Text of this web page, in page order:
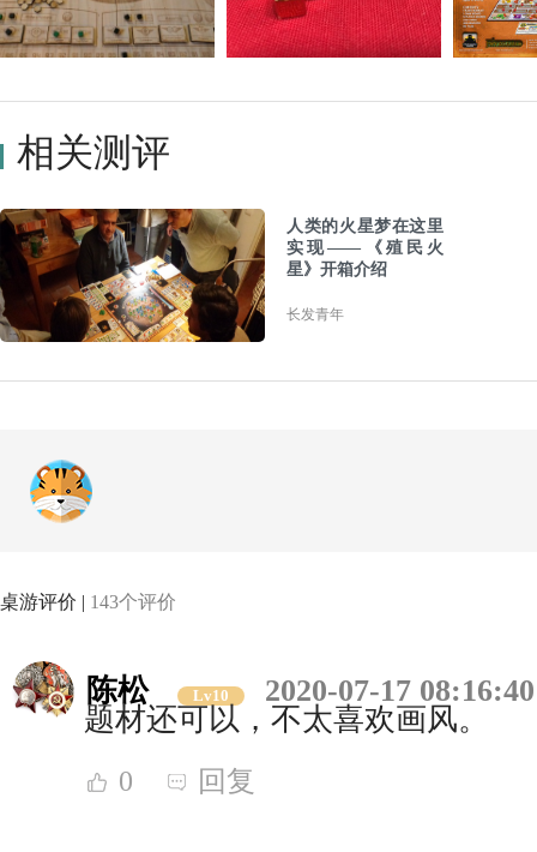
相关测评
人类的火星梦在这里
实现——《殖民火
星》开箱介绍
长发青年
桌游评价 | 143个评价
陈松 Lv10
2020-07-17 08:16:40
题材还可以，不太喜欢画风。
0 回复